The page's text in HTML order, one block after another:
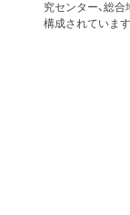
究センター、総
構成されています